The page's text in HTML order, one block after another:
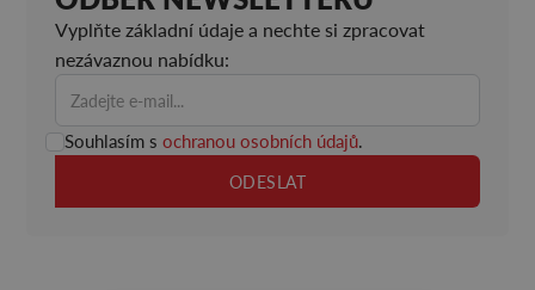
Vyplňte základní údaje a nechte si zpracovat
nezávaznou nabídku:
Souhlasím sochranou osobních údajů.